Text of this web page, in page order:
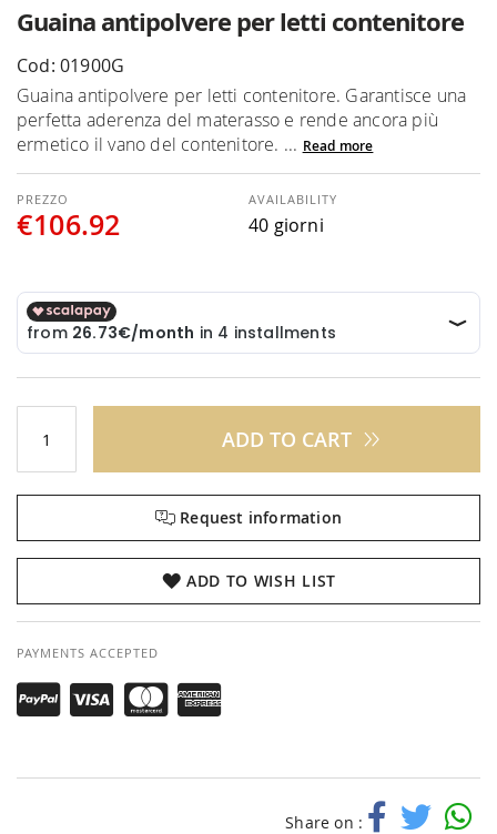
Guaina antipolvere per letti contenitore
Cod: 01900G
Guaina antipolvere per letti contenitore. Garantisce una
perfetta aderenza del materasso e rende ancora più
ermetico il vano del contenitore. ... Read more
€106.92
AVAILABILITY
40 giorni
ADD TO CART
Request information
ADD TO WISH LIST
PAYMENTS ACCEPTED
Share on :
the
beginning
of
the
images
gallery